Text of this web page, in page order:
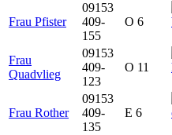
Frau Pfister
09153
409-
155
O 6
Frau
Quadvlieg
09153
409-
123
O 11
Frau Rother
09153
409-
135
E 6